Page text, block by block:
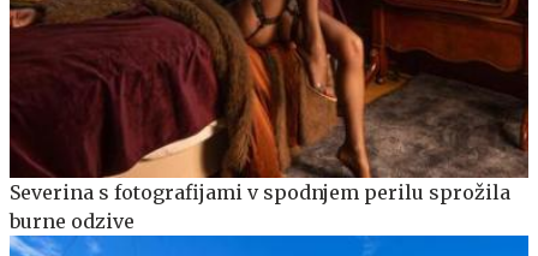
Severina s fotografijami v spodnjem perilu sprožila
burne odzive